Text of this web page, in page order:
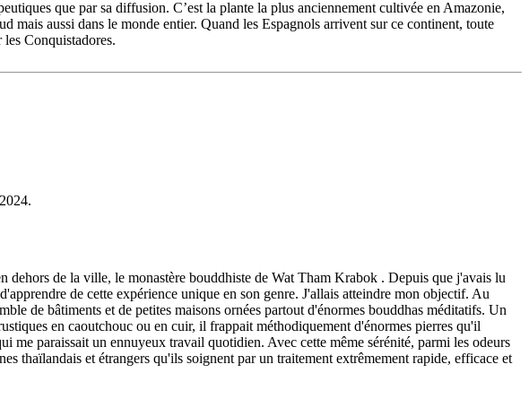
que par sa diffusion. C’est la plante la plus anciennement cultivée en Amazonie,
mais aussi dans le monde entier. Quand les Espagnols arrivent sur ce continent, toute
Conquistadores.
de la ville, le monastère bouddhiste de Wat Tham Krabok . Depuis que j'avais lu
de cette expérience unique en son genre. J'allais atteindre mon objectif. Au
de bâtiments et de petites maisons ornées partout d'énormes bouddhas méditatifs. Un
en caoutchouc ou en cuir, il frappait méthodiquement d'énormes pierres qu'il
paraissait un ennuyeux travail quotidien. Avec cette même sérénité, parmi les odeurs
thaïlandais et étrangers qu'ils soignent par un traitement extrêmement rapide, efficace et